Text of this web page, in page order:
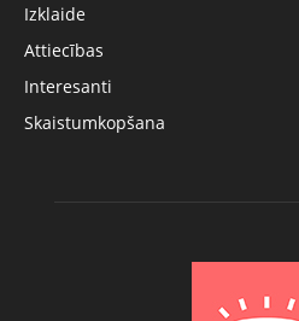
Izklaide
Attiecības
Interesanti
Skaistumkopšana